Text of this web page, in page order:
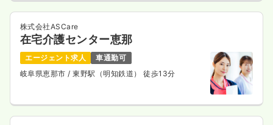
株式会社ASCare
在宅介護センター恵那
エージェント求人
車通勤可
岐阜県恵那市/ 東野駅（明知鉄道） 徒歩13分